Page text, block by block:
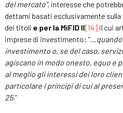
del mercato”, interesse che
dettami basati esclusivamente
dei titoli e per la MiFID II[14] il cui
imprese di investimento: “…
investimento o, se del caso,
agiscano in modo onesto, equo e
al meglio gli interessi dei loro
particolare i principi di cui al
25.”